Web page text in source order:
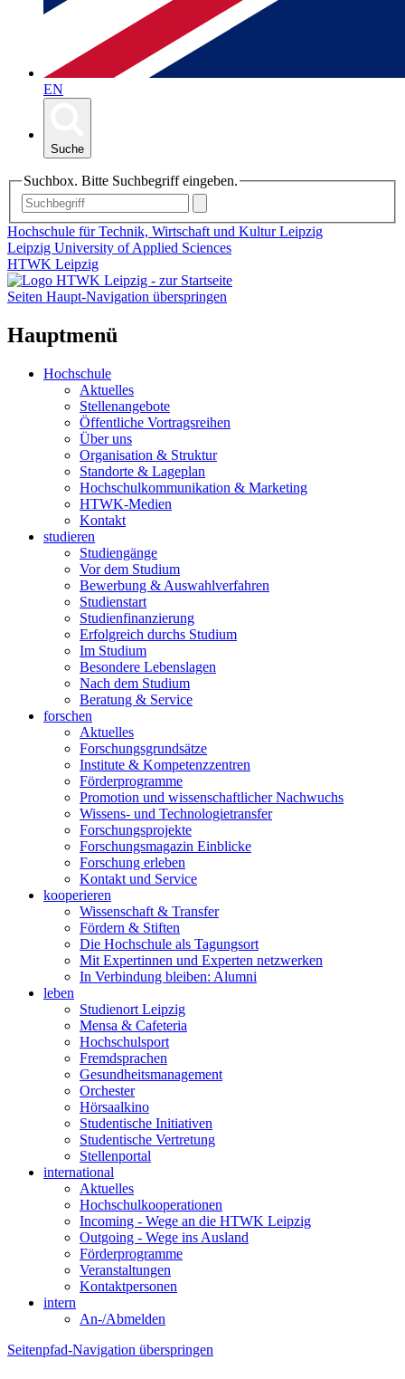
EN
Suche
Suchbox. Bitte Suchbegriff eingeben.
Hochschule für Technik, Wirtschaft und Kultur Leipzig
Leipzig University of Applied Sciences
HTWK Leipzig
Seiten Haupt-Navigation überspringen
Hauptmenü
Hochschule
Aktuelles
Stellenangebote
Öffentliche Vortragsreihen
Über uns
Organisation & Struktur
Standorte & Lageplan
Hochschulkommunikation & Marketing
HTWK-Medien
Kontakt
studieren
Studiengänge
Vor dem Studium
Bewerbung & Auswahlverfahren
Studienstart
Studienfinanzierung
Erfolgreich durchs Studium
Im Studium
Besondere Lebenslagen
Nach dem Studium
Beratung & Service
forschen
Aktuelles
Forschungsgrundsätze
Institute & Kompetenzzentren
Förderprogramme
Promotion und wissenschaftlicher Nachwuchs
Wissens- und Technologietransfer
Forschungsprojekte
Forschungsmagazin Einblicke
Forschung erleben
Kontakt und Service
kooperieren
Wissenschaft & Transfer
Fördern & Stiften
Die Hochschule als Tagungsort
Mit Expertinnen und Experten netzwerken
In Verbindung bleiben: Alumni
leben
Studienort Leipzig
Mensa & Cafeteria
Hochschulsport
Fremdsprachen
Gesundheitsmanagement
Orchester
Hörsaalkino
Studentische Initiativen
Studentische Vertretung
Stellenportal
international
Aktuelles
Hochschulkooperationen
Incoming - Wege an die HTWK Leipzig
Outgoing - Wege ins Ausland
Förderprogramme
Veranstaltungen
Kontaktpersonen
intern
An-/Abmelden
Seitenpfad-Navigation überspringen